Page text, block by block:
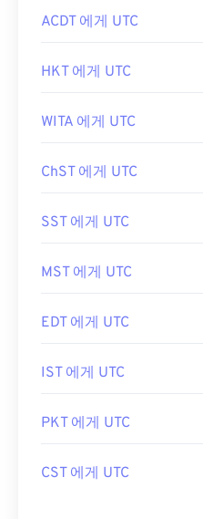
ACDT 에게 UTC
HKT 에게 UTC
WITA 에게 UTC
ChST 에게 UTC
SST 에게 UTC
MST 에게 UTC
EDT 에게 UTC
IST 에게 UTC
PKT 에게 UTC
CST 에게 UTC